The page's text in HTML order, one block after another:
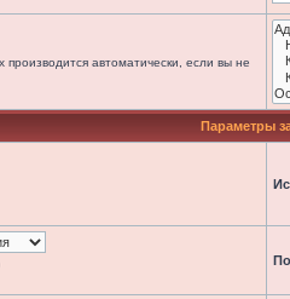
автоматически, если вы не
Параметры